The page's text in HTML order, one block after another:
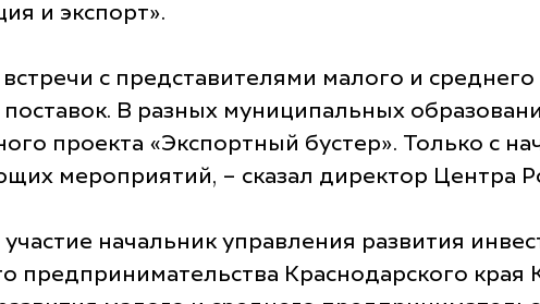
и экспорт».
с представителями малого и
В разных муниципальных
проекта «Экспортный бустер». Только с
мероприятий, – сказал директор Центра
начальник управления развития
предпринимательства Краснодарского края